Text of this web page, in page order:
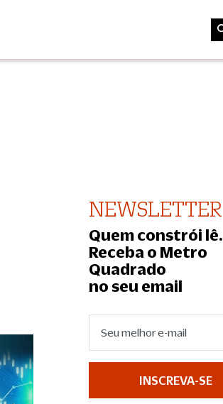
NEWSLETTER
Quem constrói lê.
Receba o Metro
Quadrado
no seu email
INSCREVA-SE